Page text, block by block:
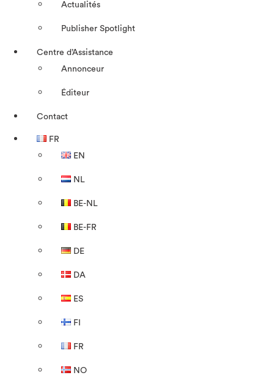
Actualités
Publisher Spotlight
Centre d’Assistance
Annonceur
Éditeur
Contact
FR
EN
NL
BE-NL
BE-FR
DE
DA
ES
FI
FR
NO